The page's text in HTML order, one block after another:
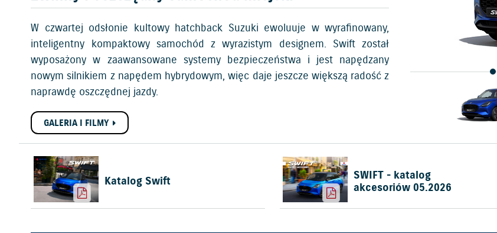
W czwartej odsłonie kultowy hatchback Suzuki ewoluuje w wyrafinowany,
inteligentny kompaktowy samochód z wyrazistym designem. Swift został
wyposażony w zaawansowane systemy bezpieczeństwa i jest napędzany
nowym silnikiem z napędem hybrydowym, więc daje jeszcze większą radość z
naprawdę oszczędnej jazdy.
GALERIA I FILMY
Katalog Swift
SWIFT - katalog
akcesoriów 05.2026